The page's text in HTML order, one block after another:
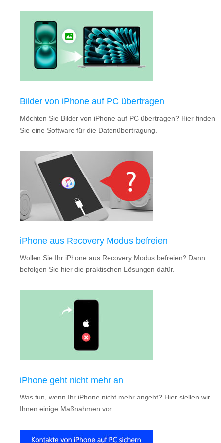
Bilder von iPhone auf PC übertragen
Möchten Sie Bilder von iPhone auf PC übertragen? Hier finden
Sie eine Software für die Datenübertragung.
iPhone aus Recovery Modus befreien
Wollen Sie Ihr iPhone aus Recovery Modus befreien? Dann
befolgen Sie hier die praktischen Lösungen dafür.
iPhone geht nicht mehr an
Was tun, wenn Ihr iPhone nicht mehr angeht? Hier stellen wir
Ihnen einige Maßnahmen vor.